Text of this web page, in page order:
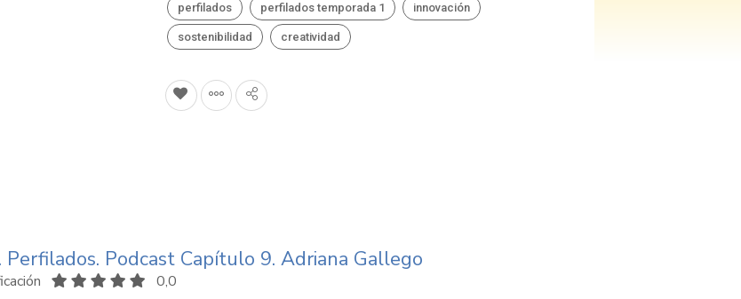
perfilados perfilados temporada 1 innovación
sostenibilidad creatividad
Perfilados. Podcast Capítulo 9. Adriana Gallego
0,0